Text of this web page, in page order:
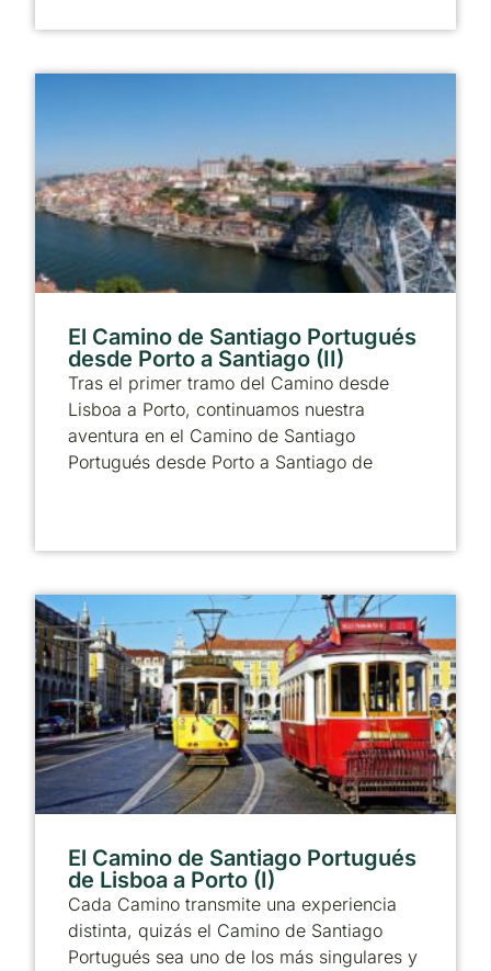
El Camino de Santiago Portugués
desde Porto a Santiago (II)
Tras el primer tramo del Camino desde
Lisboa a Porto, continuamos nuestra
aventura en el Camino de Santiago
Portugués desde Porto a Santiago de
El Camino de Santiago Portugués
de Lisboa a Porto (I)
Cada Camino transmite una experiencia
distinta, quizás el Camino de Santiago
Portugués sea uno de los más singulares y